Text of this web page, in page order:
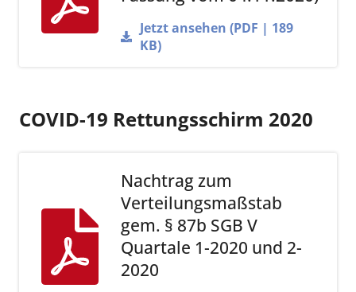
Jetzt ansehen (PDF | 189
KB)
COVID-19 Rettungsschirm 2020
Nachtrag zum
Verteilungsmaßstab
gem. § 87b SGB V
Quartale 1-2020 und 2-
2020